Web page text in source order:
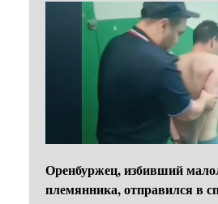
Оренбуржец, избивший
племянника, отправился в